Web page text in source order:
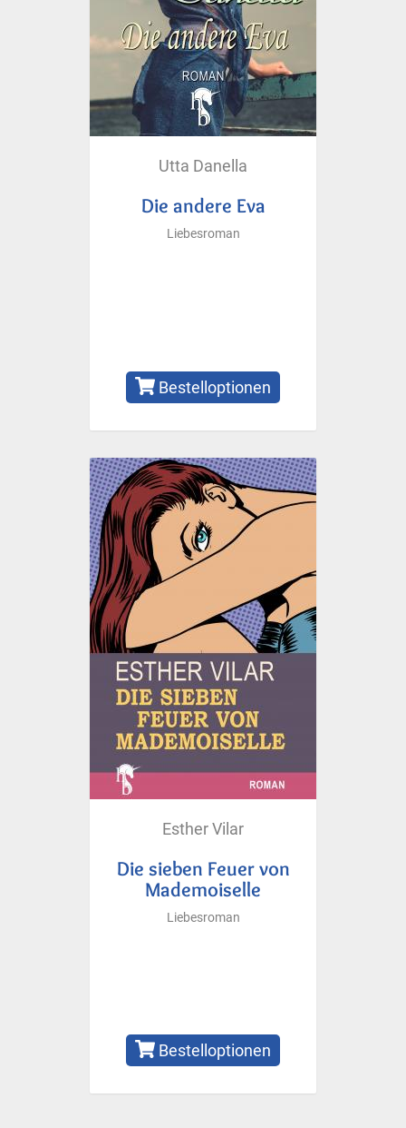
Utta Danella
Die andere Eva
Liebesroman
Bestelloptionen
Esther Vilar
Die sieben Feuer von
Mademoiselle
Liebesroman
Bestelloptionen